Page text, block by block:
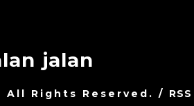
jalan
All Rights Reserved. / RSS